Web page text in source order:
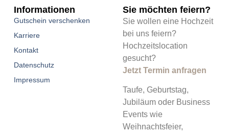
Informationen
Gutschein verschenken
Karriere
Kontakt
Datenschutz
Impressum
Sie möchten feiern?
Sie wollen eine Hochzeit
bei uns feiern?
Hochzeitslocation
gesucht?
Jetzt Termin anfragen
Taufe, Geburtstag,
Jubiläum oder Business
Events wie
Weihnachtsfeier,